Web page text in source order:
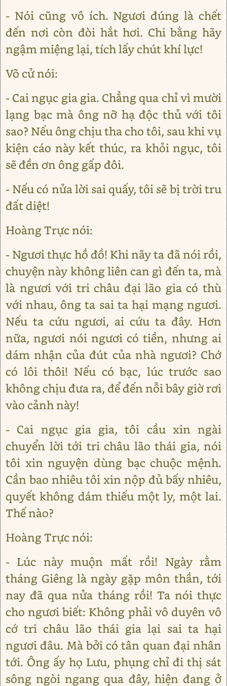
- Nói cũng vô ích. Ngươi đúng là chết
đến nơi còn đòi hắt hơi. Chi bằng hãy
ngậm miệng lại, tích lấy chút khí lực!
Võ cử nói:
- Cai ngục gia gia. Chẳng qua chỉ vì mười
lạng bạc mà ông nỡ hạ độc thủ với tôi
sao? Nếu ông chịu tha cho tôi, sau khi vụ
kiện cáo này kết thúc, ra khỏi ngục, tôi
sẽ đền ơn ông gấp đôi.
- Nếu có nửa lời sai quấy, tôi sẽ bị trời tru
đất diệt!
Hoàng Trực nói:
- Ngươi thực hồ đồ! Khi nãy ta đã nói rồi,
chuyện này không liên can gì đến ta, mà
là ngươi với tri châu đại lão gia có thù
với nhau, ông ta sai ta hại mạng ngươi.
Nếu ta cứu ngươi, ai cứu ta đây. Hơn
nữa, ngươi nói ngươi có tiền, nhưng ai
dám nhận của đút của nhà ngươi? Chớ
có lôi thôi! Nếu có bạc, lúc trước sao
không chịu đưa ra, để đến nỗi bây giờ rơi
vào cảnh này!
- Cai ngục gia gia, tôi cầu xin ngài
chuyển lời tới tri châu lão thái gia, nói
tôi xin nguyện dùng bạc chuộc mệnh.
Cần bao nhiêu tôi xin nộp đủ bấy nhiêu,
quyết không dám thiếu một ly, một lai.
Thế nào?
Hoàng Trực nói:
- Lúc này muộn mất rồi! Ngày rằm
tháng Giêng là ngày gặp môn thần, tới
nay đã qua nửa tháng rồi! Ta nói thực
cho ngươi biết: Không phải vô duyên vô
cớ tri châu lão thái gia lại sai ta hại
ngươi đâu. Mà bởi có tân quan đại nhân
tới. Ông ấy họ Lưu, phụng chỉ đi thị sát
sông ngòi ngang qua đây, hiện đang ở